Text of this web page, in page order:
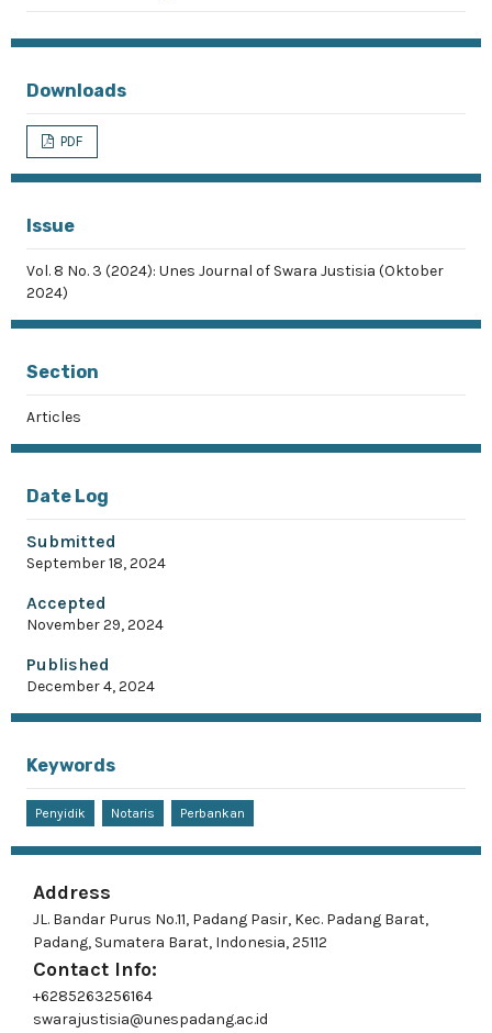
Downloads
PDF
Issue
Vol. 8 No. 3 (2024): Unes Journal of Swara Justisia (Oktober
2024)
Section
Articles
Date Log
Submitted
September 18, 2024
Accepted
November 29, 2024
Published
December 4, 2024
Keywords
Penyidik Notaris Perbankan
Address
JL. Bandar Purus No.11, Padang Pasir, Kec. Padang Barat,
Padang, Sumatera Barat, Indonesia, 25112
Contact Info:
+6285263256164
swarajustisia@unespadang.ac.id